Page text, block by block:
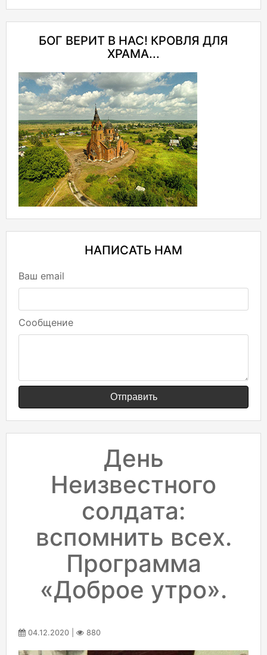
БОГ ВЕРИТ В НАС! КРОВЛЯ ДЛЯ
ХРАМА...
НАПИСАТЬ НАМ
Ваш email
Сообщение
Отправить
День
Неизвестного
солдата:
вспомнить всех.
Программа
«Доброе утро».
04.12.2020 | 880